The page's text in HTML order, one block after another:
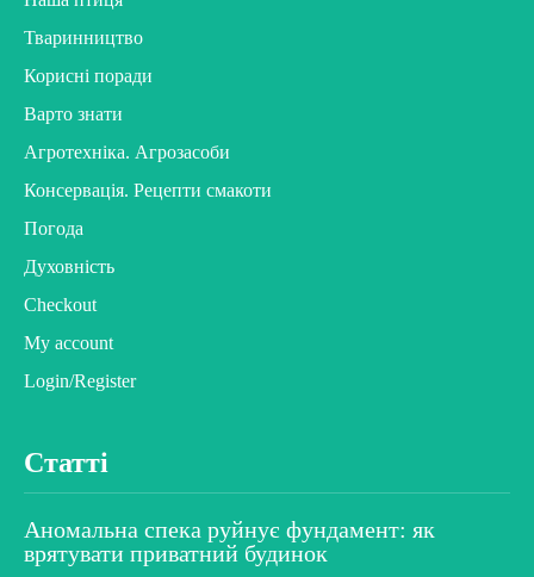
Тваринництво
Корисні поради
Варто знати
Агротехніка. Агрозасоби
Консервація. Рецепти смакоти
Погода
Духовність
Checkout
My account
Login/Register
Статті
Аномальна спека руйнує фундамент: як
врятувати приватний будинок